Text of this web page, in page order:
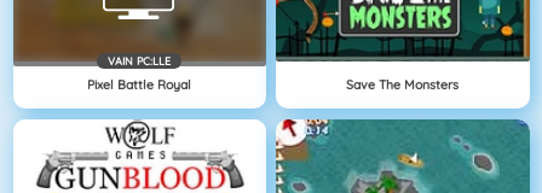
VAIN PC:LLE
Pixel Battle Royal Save The Monsters